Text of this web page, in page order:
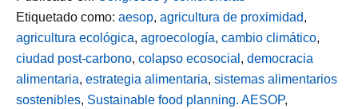
Etiquetado como: aesop, agricultura de proximidad,
agricultura ecológica, agroecología, cambio climático,
ciudad post-carbono, colapso ecosocial , democracia
alimentaria, estrategia alimentaria, sistemas alimentarios
sostenibles, Sustainable food planning. AESOP,